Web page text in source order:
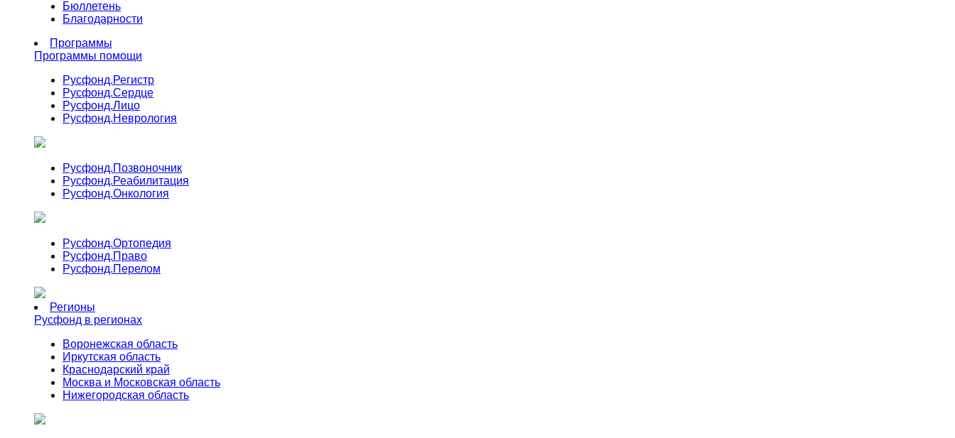
Бюллетень
Благодарности
Программы
Программы помощи
Русфонд.Регистр
Русфонд.Сердце
Русфонд.Лицо
Русфонд.Неврология
Русфонд.Позвоночник
Русфонд.Реабилитация
Русфонд.Онкология
Русфонд.Ортопедия
Русфонд.Право
Русфонд.Перелом
Регионы
Русфонд в регионах
Воронежская область
Иркутская область
Краснодарский край
Москва и Московская область
Нижегородская область